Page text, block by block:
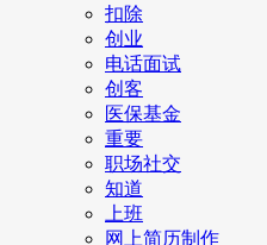
扣除
创业
电话面试
创客
医保基金
重要
职场社交
知道
上班
网上简历制作